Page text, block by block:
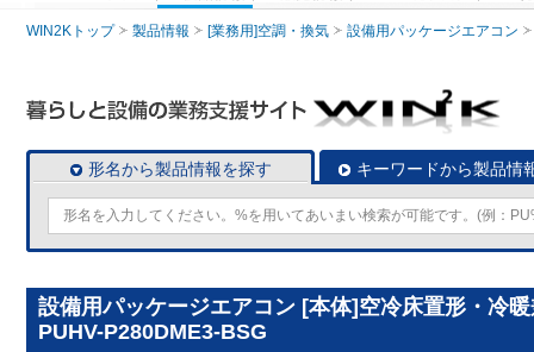
WIN2Kトップ 製品情報 [業務用]空調・換気 設備用パッケージエアコン
形名から製品情報を探す キーワードから製品情
設備用パッケージエアコン [本体]空冷床置形・冷
PUHV-P280DME3-BSG